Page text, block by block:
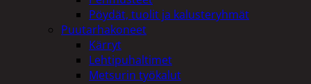
Pöydät, tuolit ja kalusteryhmät
Puutarhakoneet
Kärryt
Lehtipuhaltimet
Metsurin työkalut